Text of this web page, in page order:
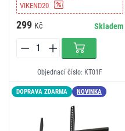
VIKEND20
299 Kč Skladem
Objednací číslo: KT01F
DOPRAVA ZDARMA NOVINKA